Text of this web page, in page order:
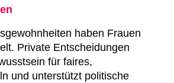
haben Frauen
Private Entscheidungen
für faires,
und unterstützt politische